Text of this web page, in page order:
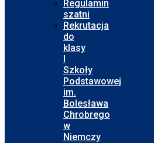
Regulamin
szatni
Rekrutacja
do
klasy
I
Szkoły
Podstawowej
im.
Bolesława
Chrobrego
w
Niemczy